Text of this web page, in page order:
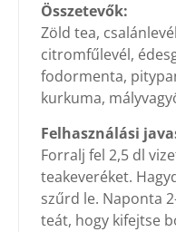
Összetevők:
Zöld tea,
citromfűlevél,
fodormenta,
kurkuma,
Felhasználási
Forralj fel 2,5 dl
teakeveréket.
szűrd le. Naponta
teát, hogy kifejtse